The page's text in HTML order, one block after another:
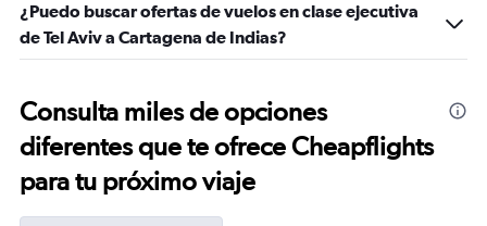
¿Puedo buscar ofertas de vuelos en clase ejecutiva
de Tel Aviv a Cartagena de Indias?
Consulta miles de opciones
diferentes que te ofrece Cheapflights
para tu próximo viaje